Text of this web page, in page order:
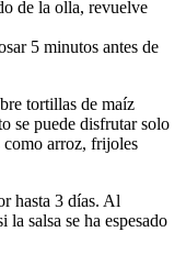
de la olla, revuelve
5 minutos antes de
tortillas de maíz
se puede disfrutar solo
como arroz, frijoles
hasta 3 días. Al
la salsa se ha espesado